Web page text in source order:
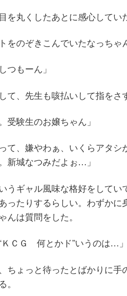
丸くしたあとに感心してい
をのぞきこんでいたなっちゃ
つもーん」
て、先生も咳払いして指をさ
受験生のお嬢ちゃん」
、嫌やわぁ、いくらアタシ
新城なつみだよぉ…」
うギャル風味な格好をしてい
ったりするらしい。わずかに
んは質問をした。
ＫＣＧ 何とかド”いうのは…
ちょっと待ったとばかりに手